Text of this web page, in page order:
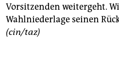
Vorsitzenden weitergeht.
Wahlniederlage seinen
(cin/taz)